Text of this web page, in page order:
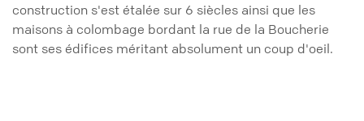
construction s'est étalée sur 6 siècles ainsi que les
maisons à colombage bordant la rue de la Boucherie
sont ses édifices méritant absolument un coup d'oeil.